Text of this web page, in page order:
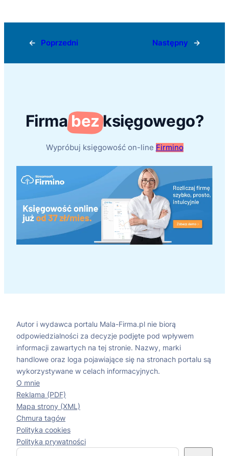
← Poprzedni Następny →
Firmabezksięgowego?
Wypróbuj księgowość on-line Firmino
Autor i wydawca portalu Mala-Firma.pl nie biorą
odpowiedzialności za decyzje podjęte pod wpływem
informacji zawartych na tej stronie. Nazwy, marki
handlowe oraz loga pojawiające się na stronach portalu są
wykorzystywane w celach informacyjnych.
O mnie
Reklama (PDF)
Mapa strony (XML)
Chmura tagów
Polityka cookies
Polityka prywatności
S